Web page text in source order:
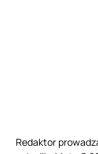
Redaktor